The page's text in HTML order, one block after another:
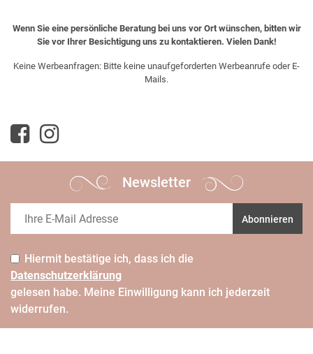
Wenn Sie eine persönliche Beratung bei uns vor Ort wünschen, bitten wir
Sie vor Ihrer Besichtigung uns zu kontaktieren. Vielen Dank!
Keine Werbeanfragen: Bitte keine unaufgeforderten Werbeanrufe oder E-
Mails.
Newsletter
Abonnieren
Hiermit bestätige ich, dass ich die
Daten­schutz­erklärung
gelesen habe. Meine Einwilligung kann ich jederzeit
widerrufen.